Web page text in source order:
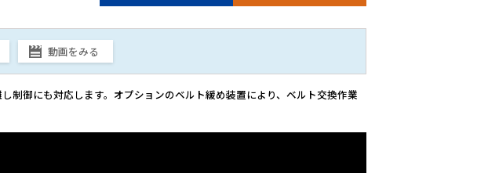
動画をみる
制御にも対応します。オプションのベルト緩め装置により、ベルト交換作業